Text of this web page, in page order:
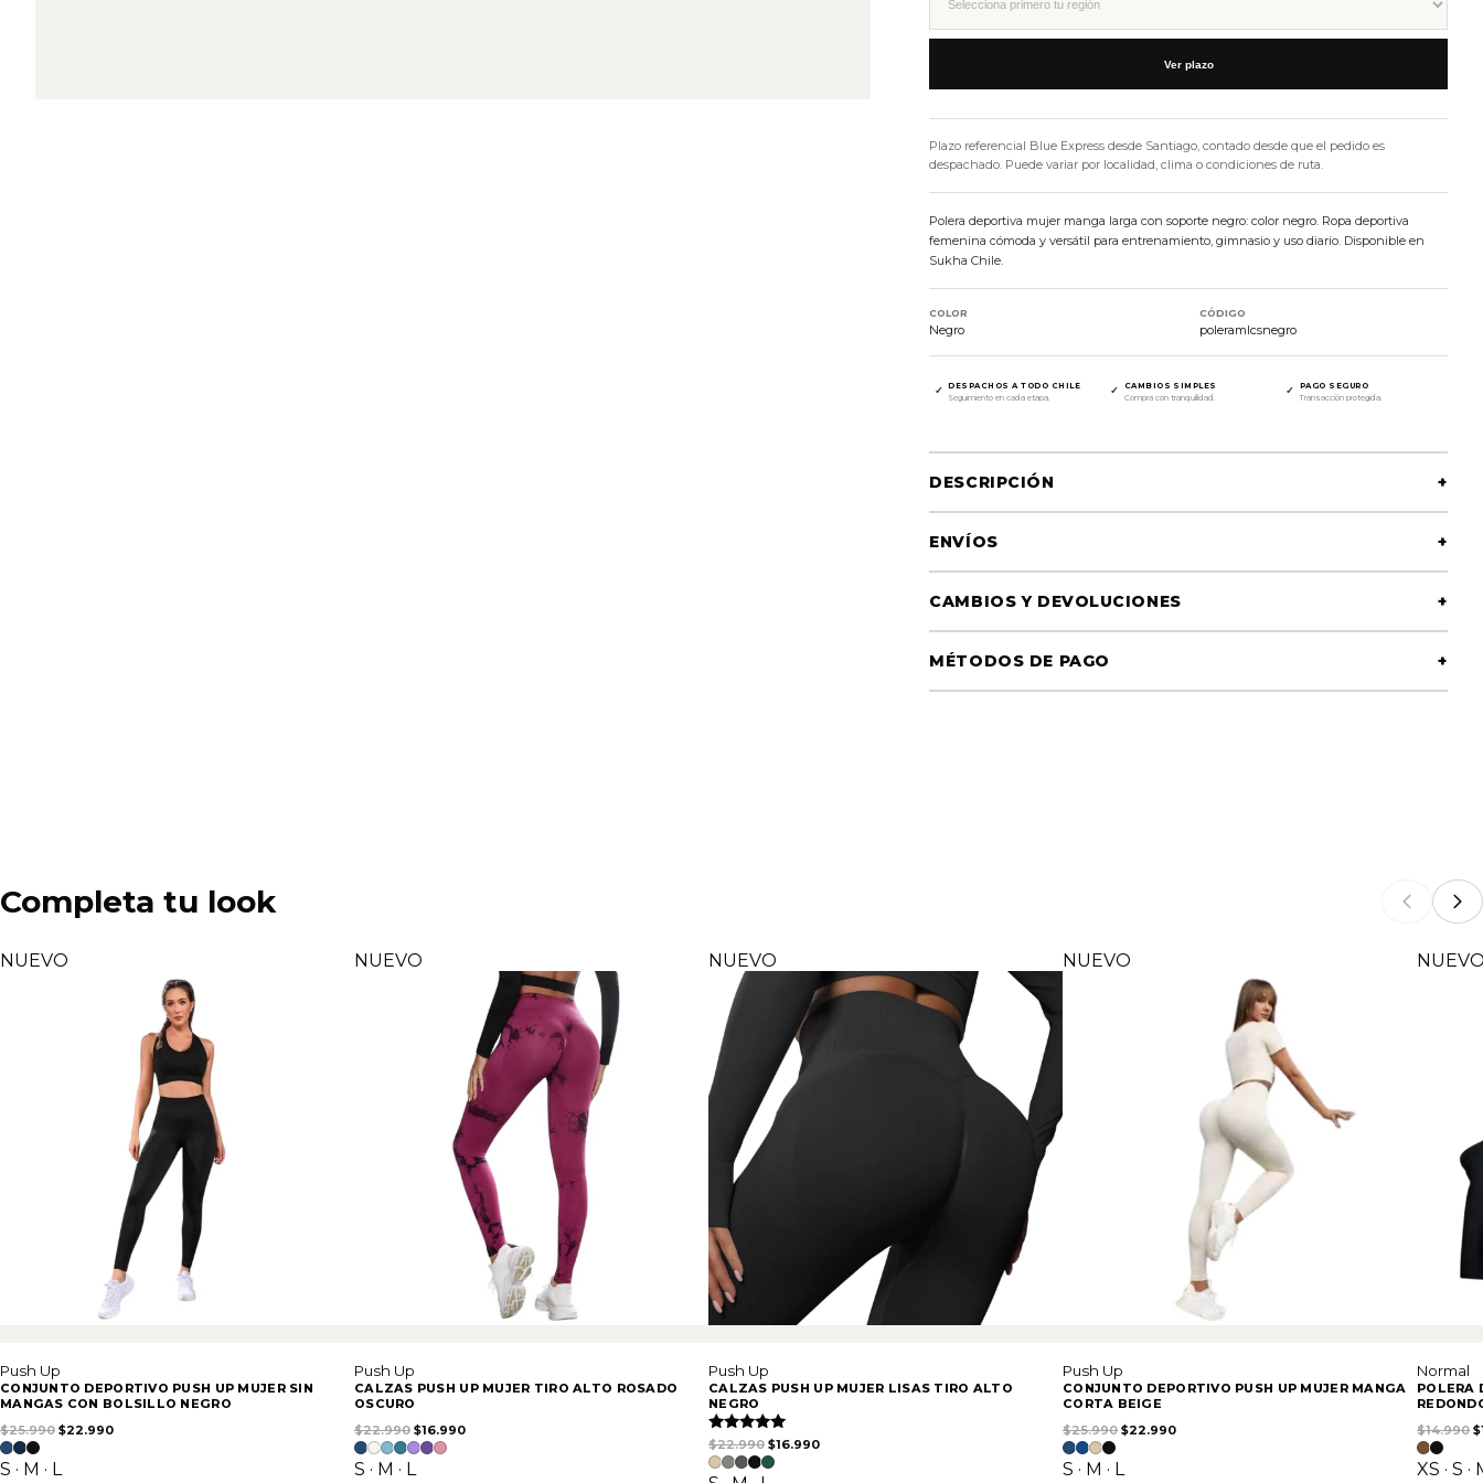
Ver plazo
Plazo referencial Blue Express desde Santiago, contado desde que el pedido es
despachado. Puede variar por localidad, clima o condiciones de ruta.
Polera deportiva mujer manga larga con soporte negro: color negro. Ropa deportiva
femenina cómoda y versátil para entrenamiento, gimnasio y uso diario. Disponible en
Sukha Chile.
COLOR
Negro
CÓDIGO
poleramlcsnegro
✓ DESPACHOS A TODO CHILE
Seguimiento en cada etapa.
✓
CAMBIOS SIMPLES
Compra con tranquilidad.
✓
PAGO SEGURO
Transacción protegida.
DESCRIPCIÓN +
ENVÍOS +
CAMBIOS Y DEVOLUCIONES +
MÉTODOS DE PAGO +
Completa tu look
NUEVO
Push Up
CONJUNTO DEPORTIVO PUSH UP MUJER SIN
MANGAS CON BOLSILLO NEGRO
$25.990 El precio original era: $25.990.
$22.990El precio actual es: $22.990.
S · M · L
NUEVO
Push Up
CALZAS PUSH UP MUJER TIRO ALTO ROSADO
OSCURO
$22.990 El precio original era: $22.990.
$16.990El precio actual es: $16.990.
S · M · L
NUEVO
Push Up
CALZAS PUSH UP MUJER LISAS TIRO ALTO
NEGRO
Valorado
con
5.00
$22.990 El precio original era: $22.990.
$16.990El precio actual es: $16.990.
NUEVO
Push Up
CONJUNTO DEPORTIVO PUSH UP MUJER MANGA
CORTA BEIGE
$25.990 El precio original era: $25.990.
$22.990El precio actual es: $22.990.
S · M · L
Normal
POLERA
$14.990 $
XS · S ·